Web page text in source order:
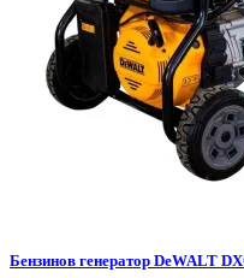
Бензинов генератор DeWALT